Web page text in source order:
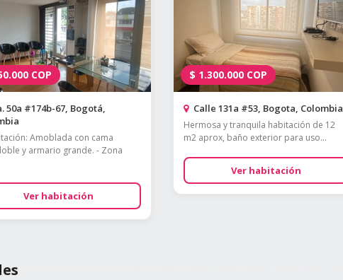
COP
50a #174b-67, Bogotá,
Amoblada con cama
y armario grande. - Zona
Ver habitación
$ 1.300.000 COP
Calle 131a #53, Bogota, Colombia
Hermosa y tranquila habitación de 12
m2 aprox, baño exterior para uso...
Ver habitación